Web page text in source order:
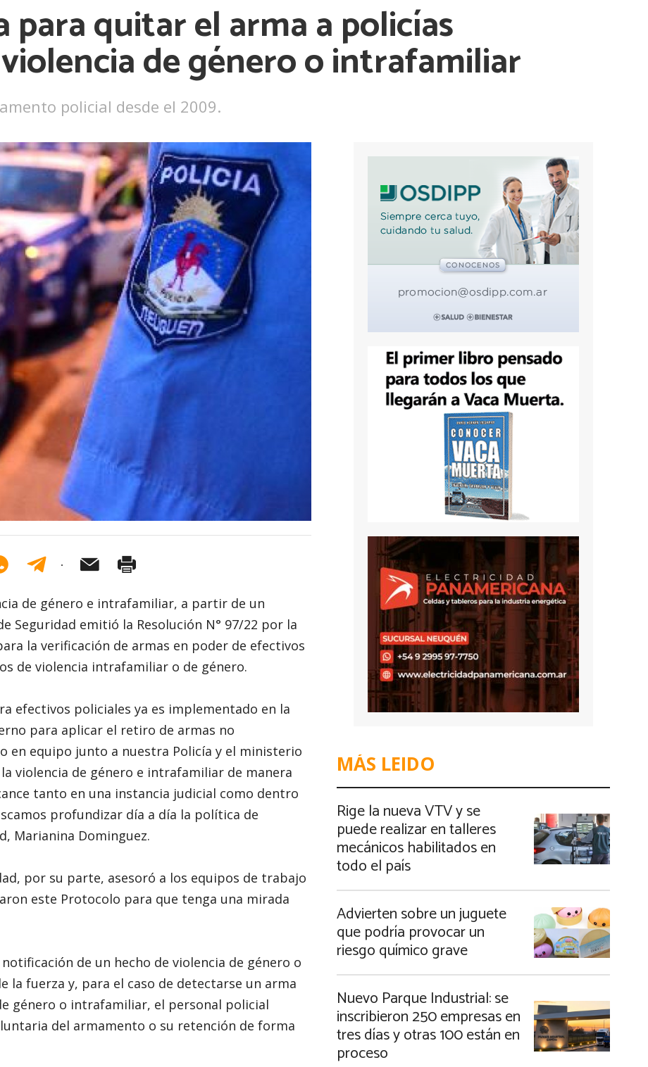
Ver más
quitar el arma a policías
de género o intrafamiliar
policial desde el 2009.
de género e intrafamiliar, a partir de un
Seguridad emitió la Resolución N° 97/22 por la
la verificación de armas en poder de efectivos
de violencia intrafamiliar o de género.
efectivos policiales ya es implementado en la
para aplicar el retiro de armas no
en equipo junto a nuestra Policía y el ministerio
violencia de género e intrafamiliar de manera
tanto en una instancia judicial como dentro
profundizar día a día la política de
Marianina Dominguez.
por su parte, asesoró a los equipos de trabajo
este Protocolo para que tenga una mirada
de un hecho de violencia de género o
fuerza y, para el caso de detectarse un arma
género o intrafamiliar, el personal policial
del armamento o su retención de forma
MÁS LEIDO
Rige la nueva VTV y se
puede realizar en talleres
mecánicos habilitados en
todo el país
Advierten sobre un juguete
que podría provocar un
riesgo químico grave
Nuevo Parque Industrial: se
inscribieron 250 empresas en
tres días y otras 100 están en
proceso